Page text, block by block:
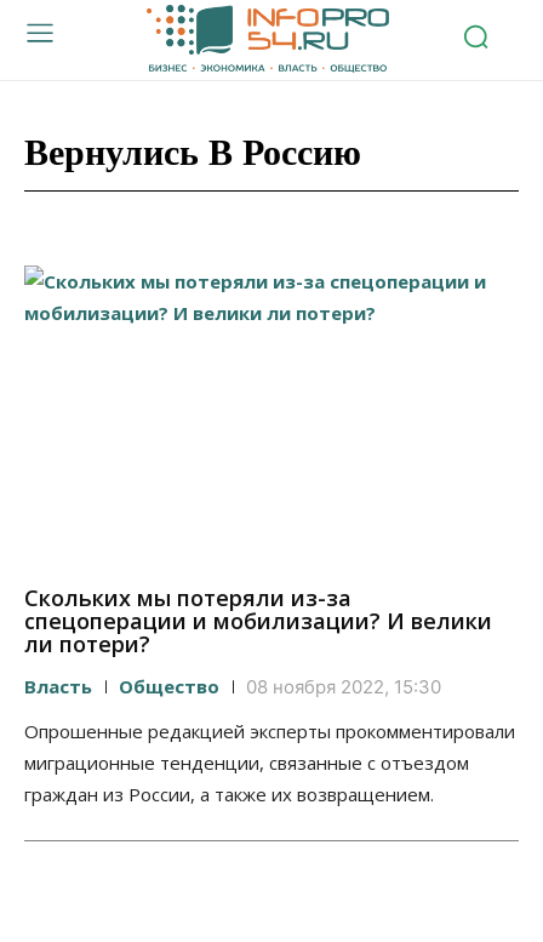
Вернулись В Россию
Скольких мы потеряли из-за
спецоперации и мобилизации? И велики
ли потери?
Власть Общество 08 ноября 2022, 15:30
Опрошенные редакцией эксперты прокомментировали
миграционные тенденции, связанные с отъездом
граждан из России, а также их возвращением.